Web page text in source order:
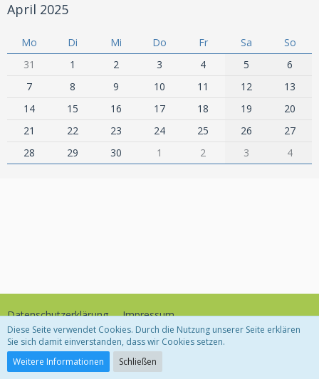
April 2025
Mo Di Mi Do Fr Sa
So
31
1 2 3 4 5
6
7
8 9 10 11 12
13
14
15 16 17 18 19
20
21
22 23 24 25 26
27
28
29 30 1 2 3 4
Datenschutzerklärung Impressum
Community-Software:
Diese Seite verwendet Cookies. Durch die Nutzung unserer Seite erklären
Sie sich damit einverstanden, dass wir Cookies setzen.
Weitere Informationen
Schließen